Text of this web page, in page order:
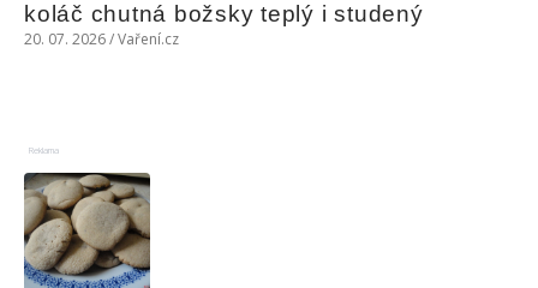
koláč chutná božsky teplý i studený
20. 07. 2026 / Vaření.cz
Reklama